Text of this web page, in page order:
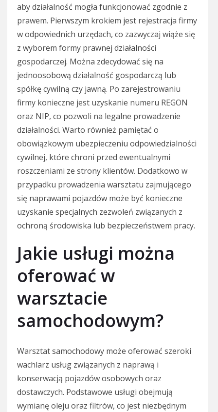
aby działalność mogła funkcjonować zgodnie z
prawem. Pierwszym krokiem jest rejestracja firmy
w odpowiednich urzędach, co zazwyczaj wiąże się
z wyborem formy prawnej działalności
gospodarczej. Można zdecydować się na
jednoosobową działalność gospodarczą lub
spółkę cywilną czy jawną. Po zarejestrowaniu
firmy konieczne jest uzyskanie numeru REGON
oraz NIP, co pozwoli na legalne prowadzenie
działalności. Warto również pamiętać o
obowiązkowym ubezpieczeniu odpowiedzialności
cywilnej, które chroni przed ewentualnymi
roszczeniami ze strony klientów. Dodatkowo w
przypadku prowadzenia warsztatu zajmującego
się naprawami pojazdów może być konieczne
uzyskanie specjalnych zezwoleń związanych z
ochroną środowiska lub bezpieczeństwem pracy.
Jakie usługi można
oferować w
warsztacie
samochodowym?
Warsztat samochodowy może oferować szeroki
wachlarz usług związanych z naprawą i
konserwacją pojazdów osobowych oraz
dostawczych. Podstawowe usługi obejmują
wymianę oleju oraz filtrów, co jest niezbędnym